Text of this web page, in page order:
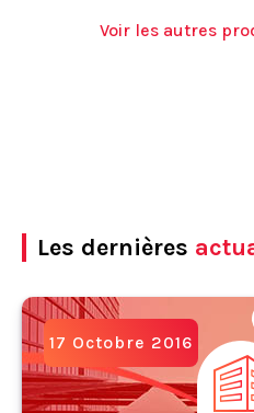
Voir les autres
Les dernières
17 Octobre 2016